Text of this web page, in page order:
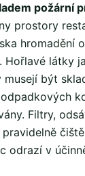
požární
prostory
hromadění
Hořlavé látky
být
Filtry,
odrazí v